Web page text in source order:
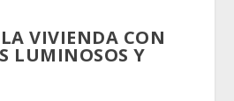
VIVIENDA CON
LUMINOSOS Y